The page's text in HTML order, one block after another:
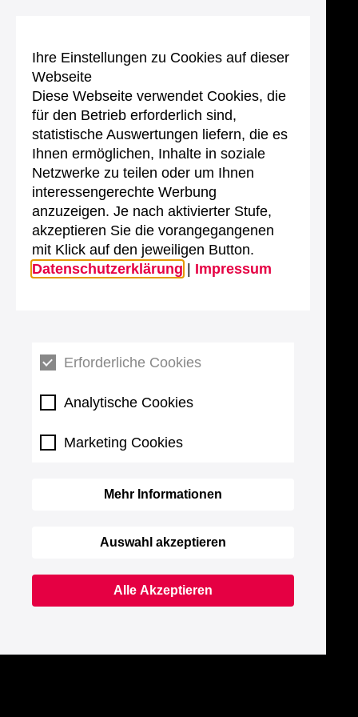
Ihre Einstellungen zu Cookies auf dieser
Webseite
Diese Webseite verwendet Cookies, die
für den Betrieb erforderlich sind,
statistische Auswertungen liefern, die es
Ihnen ermöglichen, Inhalte in soziale
Netzwerke zu teilen oder um Ihnen
interessengerechte Werbung
anzuzeigen. Je nach aktivierter Stufe,
akzeptieren Sie die vorangegangenen
mit Klick auf den jeweiligen Button.
Datenschutzerklärung
Impressum
Erforderliche Cookies
Analytische Cookies
Marketing Cookies
Mehr Informationen
Auswahl akzeptieren
Alle Akzeptieren